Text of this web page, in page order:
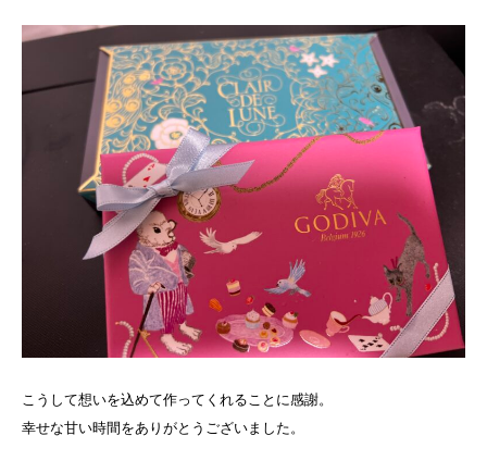
こうして想いを込めて作ってくれることに感謝。
幸せな甘い時間をありがとうございました。